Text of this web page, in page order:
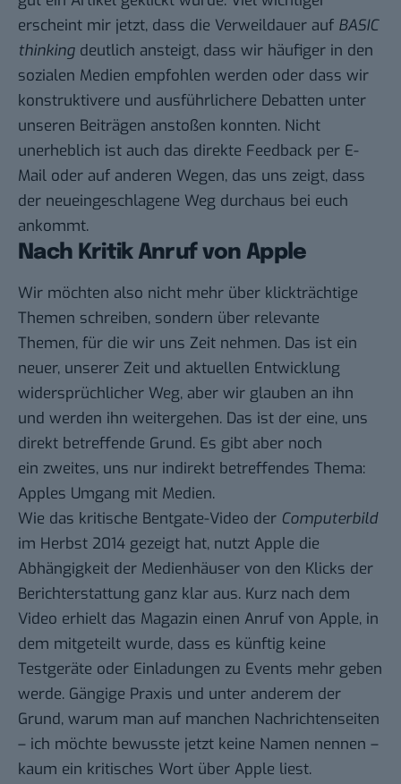
erscheint mir jetzt, dass die Verweildauer auf BASIC
thinking deutlich ansteigt, dass wir häufiger in den
sozialen Medien empfohlen werden oder dass wir
konstruktivere und ausführlichere Debatten unter
unseren Beiträgen anstoßen konnten. Nicht
unerheblich ist auch das direkte Feedback per E-
Mail oder auf anderen Wegen, das uns zeigt, dass
der neueingeschlagene Weg durchaus bei euch
ankommt.
Nach Kritik Anruf von Apple
Wir möchten also nicht mehr über klickträchtige
Themen schreiben, sondern über relevante
Themen, für die wir uns Zeit nehmen. Das ist ein
neuer, unserer Zeit und aktuellen Entwicklung
widersprüchlicher Weg, aber wir glauben an ihn
und werden ihn weitergehen. Das ist der eine, uns
direkt betreffende Grund. Es gibt aber noch
ein zweites, uns nur indirekt betreffendes Thema:
Apples Umgang mit Medien.
Wie das kritische Bentgate-Video der Computerbild
im Herbst 2014 gezeigt hat, nutzt Apple die
Abhängigkeit der Medienhäuser von den Klicks der
Berichterstattung ganz klar aus. Kurz nach dem
Video erhielt das Magazin einen Anruf von Apple, in
dem mitgeteilt wurde, dass es künftig keine
Testgeräte oder Einladungen zu Events mehr geben
werde. Gängige Praxis und unter anderem der
Grund, warum man auf manchen Nachrichtenseiten
– ich möchte bewusste jetzt keine Namen nennen –
kaum ein kritisches Wort über Apple liest.